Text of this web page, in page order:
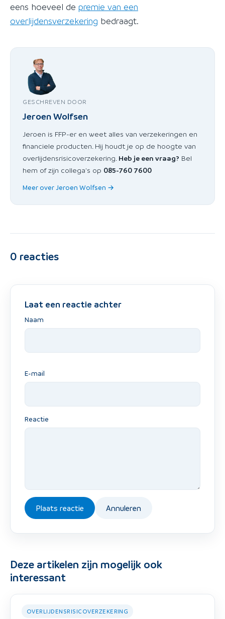
eens hoeveel de premie van een
overlijdensverzekering bedraagt.
GESCHREVEN DOOR
Jeroen Wolfsen
Jeroen is FFP-er en weet alles van verzekeringen en
financiele producten. Hij houdt je op de hoogte van
overlijdensrisicoverzekering. Heb je een vraag? Bel
hem of zijn collega's op 085-760 7600
Meer over Jeroen Wolfsen →
0 reacties
Laat een reactie achter
Naam
E-mail
Reactie
Plaats reactie Annuleren
Deze artikelen zijn mogelijk ook
interessant
OVERLIJDENSRISICOVERZEKERING